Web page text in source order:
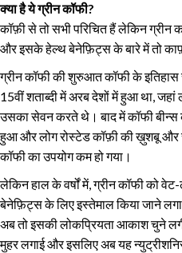
क्या है ये ग्रीन कॉफी?
कॉफ़ी से तो सभी परिचित हैं लेकिन ग्रीन
और इसके हेल्थ बेनेफ़िट्स के बारे में तो
ग्रीन कॉफी की शुरुआत कॉफी के
15वीं शताब्दी में अरब देशों में हुआ था,
उसका सेवन करते थे। बाद में कॉफी
हुआ और लोग रोस्टेड कॉफ़ी की ख़ुशबू और
कॉफी का उपयोग कम हो गया।
लेकिन हाल के वर्षों में, ग्रीन कॉफी को
बेनेफ़िट्स के लिए इस्तेमाल किया जाने
अब तो इसकी लोकप्रियता आकाश चुने
मुहर लगाई और इसलिए अब यह